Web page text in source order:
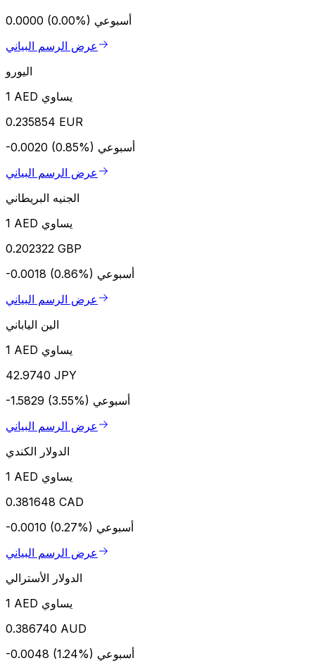
0.0000 (0.00%) أسبوعي
عرض الرسم البياني
اليورو
1 AED يساوي
0.235854 EUR
-0.0020 (0.85%) أسبوعي
عرض الرسم البياني
الجنيه البريطاني
1 AED يساوي
0.202322 GBP
-0.0018 (0.86%) أسبوعي
عرض الرسم البياني
الين الياباني
1 AED يساوي
42.9740 JPY
-1.5829 (3.55%) أسبوعي
عرض الرسم البياني
الدولار الكندي
1 AED يساوي
0.381648 CAD
-0.0010 (0.27%) أسبوعي
عرض الرسم البياني
الدولار الأسترالي
1 AED يساوي
0.386740 AUD
-0.0048 (1.24%) أسبوعي